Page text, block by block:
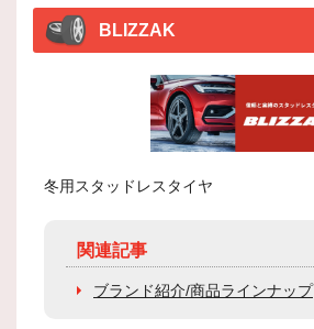
BLIZZAK
冬用スタッドレスタイヤ
関連記事
ブランド紹介/商品ラインナップ